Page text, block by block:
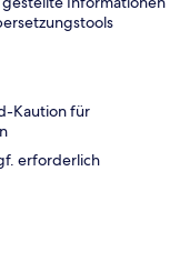
Kaution für
erforderlich